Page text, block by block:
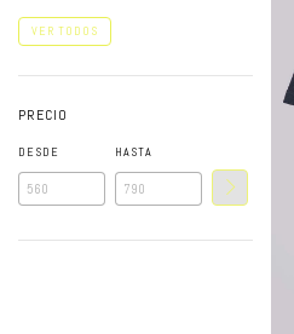
VER TODOS
PRECIO
DESDE HASTA